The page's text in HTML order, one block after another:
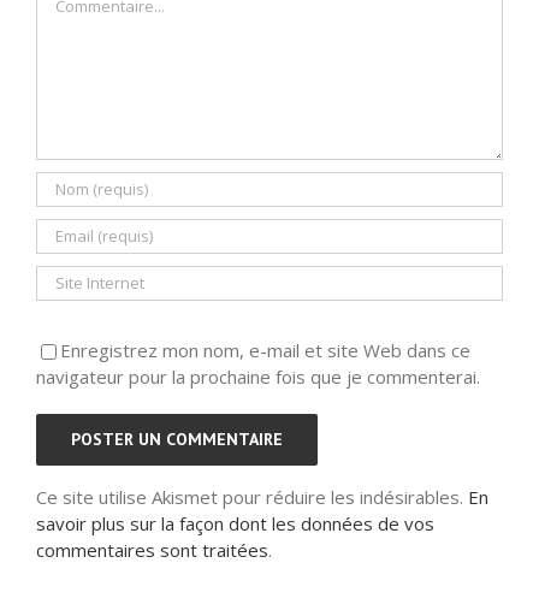
Enregistrez mon nom, e-mail et site Web dans ce
navigateur pour la prochaine fois que je commenterai.
Ce site utilise Akismet pour réduire les indésirables. En
savoir plus sur la façon dont les données de vos
commentaires sont traitées.